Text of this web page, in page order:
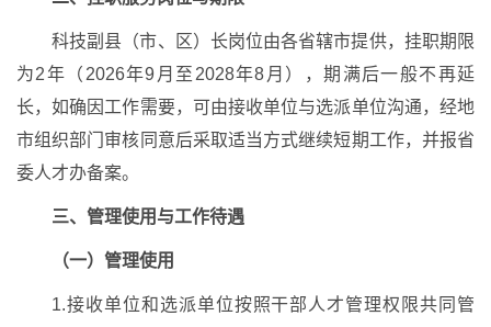
科技副县（市、区）长岗位由各省辖市提供，挂职期限
为2年（2026年9月至2028年8月），期满后一般不再延
长，如确因工作需要，可由接收单位与选派单位沟通，经地
市组织部门审核同意后采取适当方式继续短期工作，并报省
委人才办备案。
三、管理使用与工作待遇
（一）管理使用
1.接收单位和选派单位按照干部人才管理权限共同管